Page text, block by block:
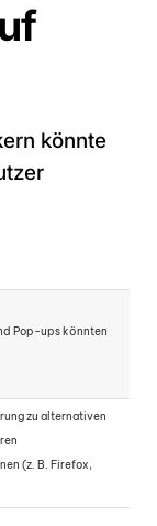
könnte
Pop-ups könnten
zu alternativen
(z. B. Firefox,